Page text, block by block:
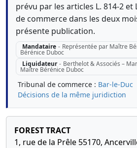
prévu par les articles L. 814-2 et
de commerce dans les deux
présente publication.
Mandataire - Représentée par Maître
Bérénice Duboc
Liquidateur - Berthelot & Associés –
Maître Bérénice Duboc
Tribunal de commerce : Bar-le-Duc
Décisions de la même juridiction
FOREST TRACT
1, rue de la Prêle 55170,